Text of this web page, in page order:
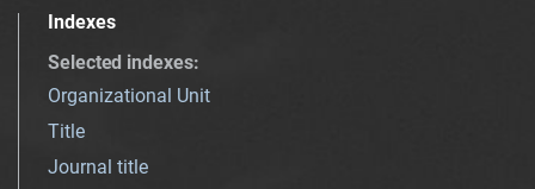
Indexes
Selected indexes:
Organizational Unit
Title
Journal title